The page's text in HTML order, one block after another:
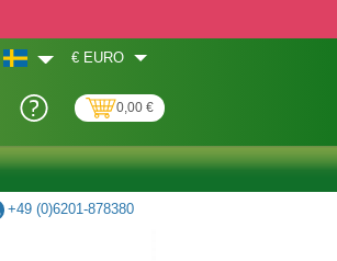
€ EURO
0,00 €
+49 (0)6201-878380